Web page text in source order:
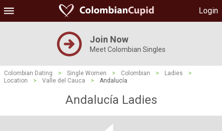
Login
Join Now
Meet Colombian Singles
Colombian Dating > Single Women > Colombian > Ladies
>
Location
> Valle del Cauca > Andalucía
Andalucía Ladies